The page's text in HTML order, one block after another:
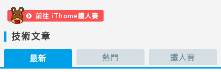
前往 iThome鐵人賽
技術文章
最新 熱門 鐵人賽